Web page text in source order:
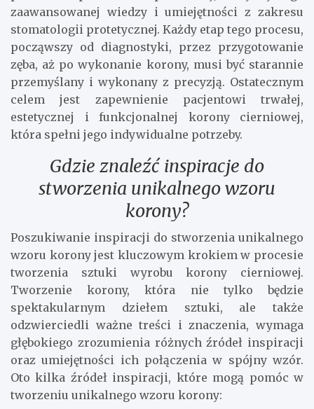
zaawansowanej wiedzy i umiejętności z zakresu
stomatologii protetycznej. Każdy etap tego procesu,
począwszy od diagnostyki, przez przygotowanie
zęba, aż po wykonanie korony, musi być starannie
przemyślany i wykonany z precyzją. Ostatecznym
celem jest zapewnienie pacjentowi trwałej,
estetycznej i funkcjonalnej korony cierniowej,
która spełni jego indywidualne potrzeby.
Gdzie znaleźć inspiracje do
stworzenia unikalnego wzoru
korony?
Poszukiwanie inspiracji do stworzenia unikalnego
wzoru korony jest kluczowym krokiem w procesie
tworzenia sztuki wyrobu korony cierniowej.
Tworzenie korony, która nie tylko będzie
spektakularnym dziełem sztuki, ale także
odzwierciedli ważne treści i znaczenia, wymaga
głębokiego zrozumienia różnych źródeł inspiracji
oraz umiejętności ich połączenia w spójny wzór.
Oto kilka źródeł inspiracji, które mogą pomóc w
tworzeniu unikalnego wzoru korony: